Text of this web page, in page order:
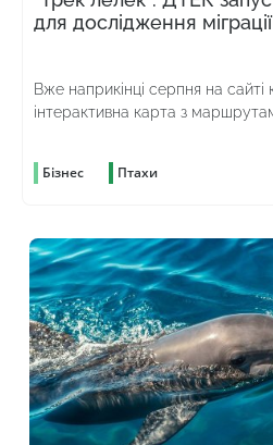
для дослідження міграції
Вже наприкінці серпня на сайті
інтерактивна карта з
Бізнес Птахи